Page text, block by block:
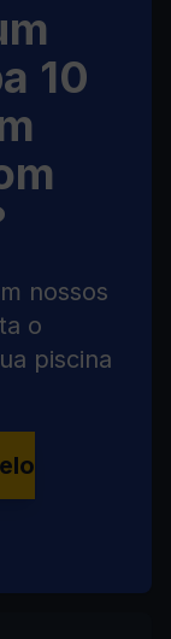
10
nossos
o
piscina